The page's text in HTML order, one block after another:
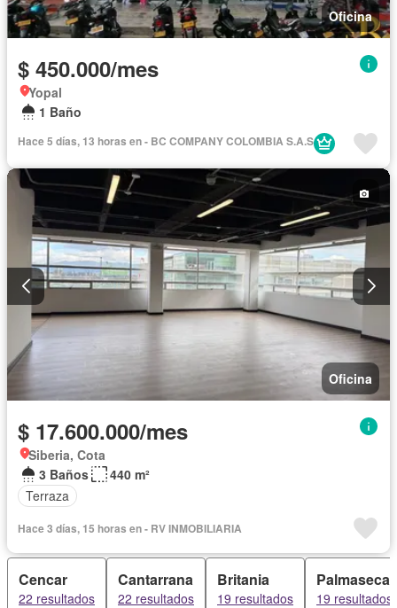
Oficina
$ 450.000/mes
Yopal
1 Baño
Hace 5 días, 13 horas en - BC COMPANY COLOMBIA S.A.S
Oficina
$ 17.600.000/mes
Siberia, Cota
3 Baños
440 m²
Terraza
Hace 3 días, 15 horas en - RV INMOBILIARIA
Cencar
22 resultados
Cantarrana
22 resultados
Britania
19 resultados
Palmaseca
19 resultados